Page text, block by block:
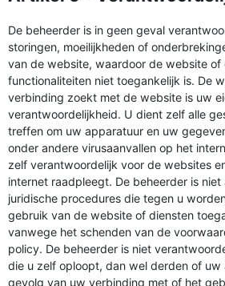
De beheerder is in geen geval
storingen, moeilijkheden of
van de website, waardoor de website of
functionaliteiten niet toegankelijk is. De
verbinding zoekt met de website is uw
verantwoordelijkheid. U dient zelf alle
treffen om uw apparatuur en uw
onder andere virusaanvallen op het
zelf verantwoordelijk voor de websites
internet raadpleegt. De beheerder is
juridische procedures die tegen u
gebruik van de website of diensten
vanwege het schenden van de
policy. De beheerder is niet
die u zelf oploopt, dan wel derden of uw
gevolg van uw verbinding met of het